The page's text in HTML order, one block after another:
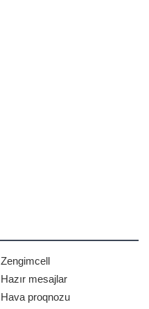
Zengimcell
Hazır mesajlar
Hava proqnozu